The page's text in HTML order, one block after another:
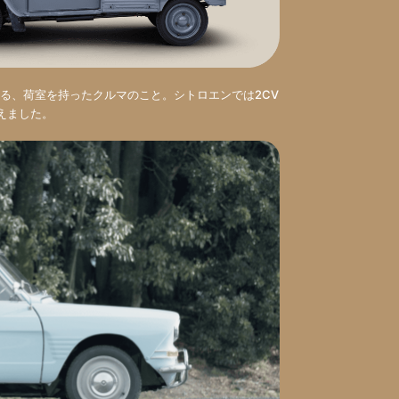
、荷室を持ったクルマのこと。シトロエンでは2CV
した。